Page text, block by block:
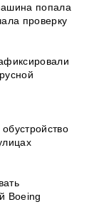
попала
проверку
Boeing